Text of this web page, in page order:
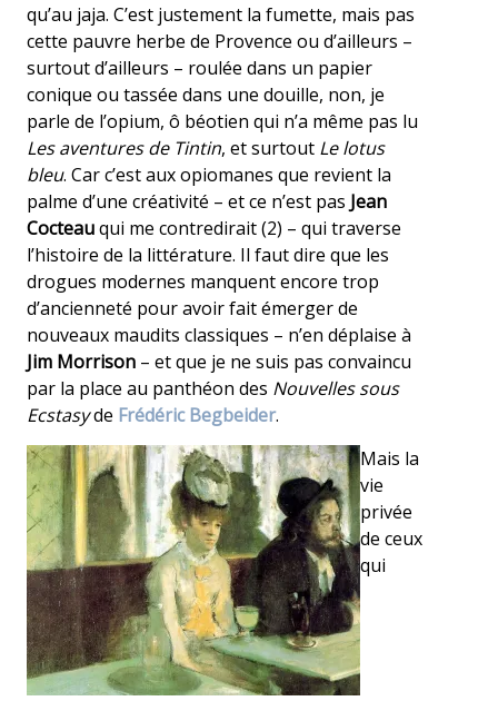
qu’au jaja. C’est justement la fumette, mais pas
cette pauvre herbe de Provence ou d’ailleurs –
surtout d’ailleurs – roulée dans un papier
conique ou tassée dans une douille, non, je
parle de l’opium, ô béotien qui n’a même pas lu
Les aventures de Tintin, et surtout Le lotus
bleu. Car c’est aux opiomanes que revient la
palme d’une créativité – et ce n’est pas Jean
Cocteauqui me contredirait (2) – qui traverse
l’histoire de la littérature. Il faut dire que les
drogues modernes manquent encore trop
d’ancienneté pour avoir fait émerger de
nouveaux maudits classiques – n’en déplaise à
Jim Morrison – et que je ne suis pas convaincu
par la place au panthéon des Nouvelles sous
Ecstasyde Frédéric Begbeider.
Mais la
vie
privée
de ceux
qui